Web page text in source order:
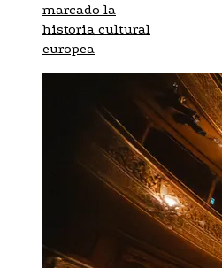
marcado la
historia cultural
europea